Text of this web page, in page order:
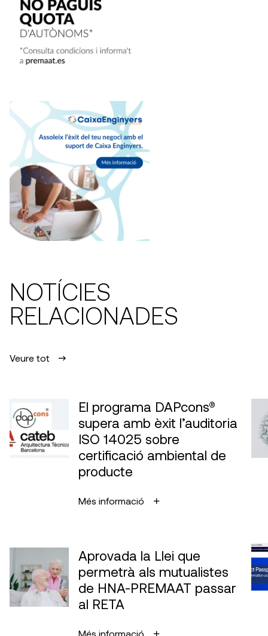
NOTÍCIES
RELACIONADES
Veure tot
El programa DAPcons®
supera amb èxit l’auditoria
ISO 14025 sobre
certificació ambiental de
producte
Més informació
Aprovada la Llei que
permetrà als mutualistes
de HNA-PREMAAT passar
al RETA
Més informació